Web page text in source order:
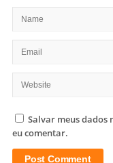
Salvar meus dados
eu comentar.